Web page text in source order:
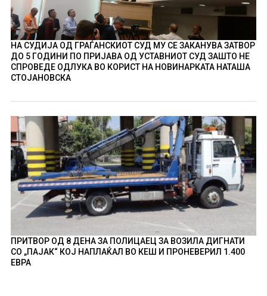
НА СУДИЈА ОД ГРАЃАНСКИОТ СУД МУ СЕ ЗАКАНУВА ЗАТВОР
ДО 5 ГОДИНИ ПО ПРИЈАВА ОД УСТАВНИОТ СУД ЗАШТО НЕ
СПРОВЕДЕ ОДЛУКА ВО КОРИСТ НА НОВИНАРКАТА НАТАША
СТОЈАНОВСКА
ПРИТВОР ОД 8 ДЕНА ЗА ПОЛИЦАЕЦ ЗА ВОЗИЛА ДИГНАТИ
СО „ПАЈАК“ КОЈ НАПЛАЌАЛ ВО КЕШ И ПРОНЕВЕРИЛ 1.400
ЕВРА